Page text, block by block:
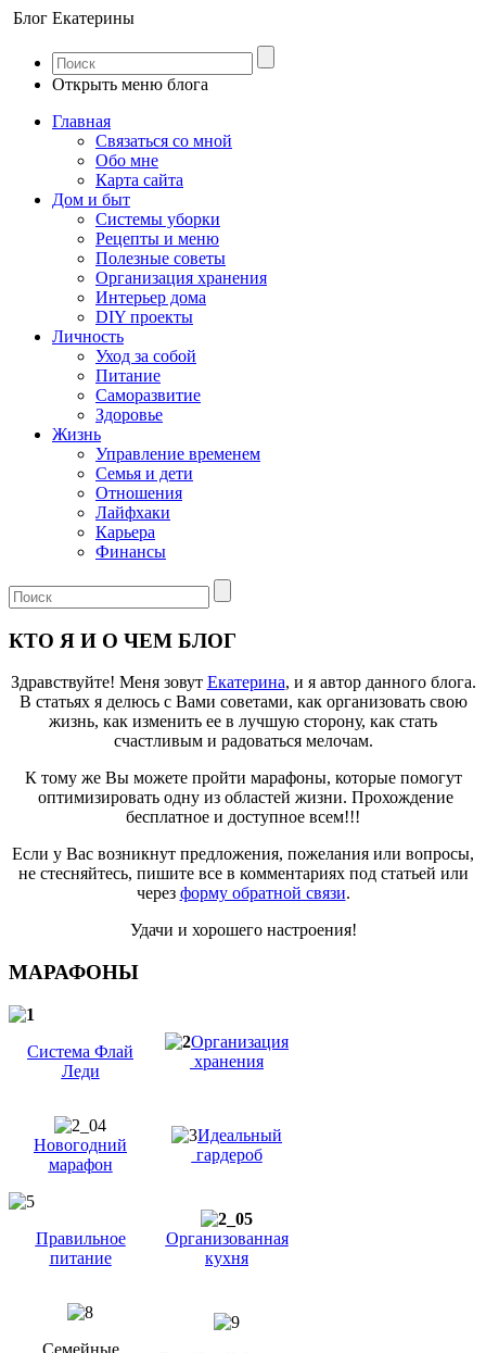
Блог Екатерины
Открыть меню блога
Главная
Связаться со мной
Обо мне
Карта сайта
Дом и быт
Системы уборки
Рецепты и меню
Полезные советы
Организация хранения
Интерьер дома
DIY проекты
Личность
Уход за собой
Питание
Саморазвитие
Здоровье
Жизнь
Управление временем
Семья и дети
Отношения
Лайфхаки
Карьера
Финансы
КТО Я И О ЧЕМ БЛОГ
Здравствуйте! Меня зовут Екатерина, и я автор данного блога.
В статьях я делюсь с Вами советами, как организовать свою
жизнь, как изменить ее в лучшую сторону, как стать
счастливым и радоваться мелочам.
К тому же Вы можете пройти марафоны, которые помогут
оптимизировать одну из областей жизни. Прохождение
бесплатное и доступное всем!!!
Если у Вас возникнут предложения, пожелания или вопросы,
не стесняйтесь, пишите все в комментариях под статьей или
через форму обратной связи.
Удачи и хорошего настроения!
МАРАФОНЫ
Система Флай
Леди
Организация
хранения
Новогодний
марафон
Идеальный
гардероб
Правильное
питание
Организованная
кухня
Семейные